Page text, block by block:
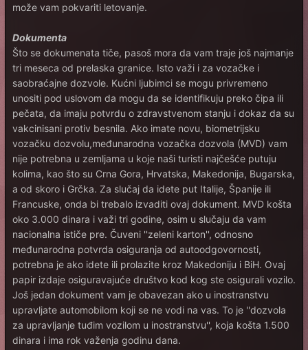
može vam pokvariti letovanje.
Dokumenta
Što se dokumenata tiče, pasoš mora da vam traje još najmanje
tri meseca od prelaska granice. Isto važi i za vozačke i
saobraćajne dozvole. Kućni ljubimci se mogu privremeno
unositi pod uslovom da mogu da se identifikuju preko čipa ili
pečata, da imaju potvrdu o zdravstvenom stanju i dokaz da su
vakcinisani protiv besnila. Ako imate novu, biometrijsku
vozačku dozvolu,međunarodna vozačka dozvola (MVD) vam
nije potrebna u zemljama u koje naši turisti najčešće putuju
kolima, kao što su Crna Gora, Hrvatska, Makedonija, Bugarska,
a od skoro i Grčka. Za slučaj da idete put Italije, Španije ili
Francuske, onda bi trebalo izvaditi ovaj dokument. MVD košta
oko 3.000 dinara i važi tri godine, osim u slučaju da vam
nacionalna ističe pre. Čuveni ''zeleni karton'', odnosno
međunarodna potvrda osiguranja od autoodgovornosti,
potrebna je ako idete ili prolazite kroz Makedoniju i BiH. Ovaj
papir izdaje osiguravajuće društvo kod kog ste osigurali vozilo.
Još jedan dokument vam je obavezan ako u inostranstvu
upravljate automobilom koji se ne vodi na vas. To je ''dozvola
za upravljanje tuđim vozilom u inostranstvu'', koja košta 1.500
dinara i ima rok važenja godinu dana.